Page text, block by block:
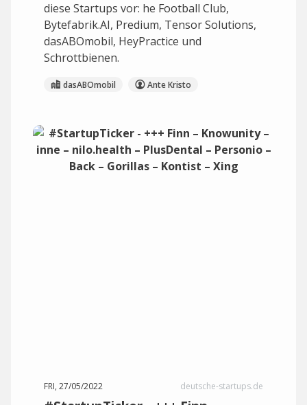
diese Startups vor: he Football Club,
Bytefabrik.AI, Predium, Tensor Solutions,
dasABOmobil, HeyPractice und
Schrottbienen.
dasABOmobil Ante Kristo
FRI, 27/05/2022 deutsche-startups.de